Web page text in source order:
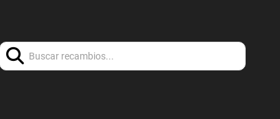
Buscar: